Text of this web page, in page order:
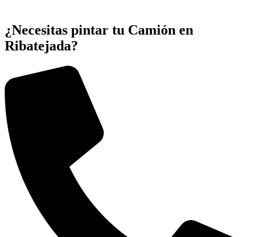
¿Necesitas pintar tu Camión en
Ribatejada?